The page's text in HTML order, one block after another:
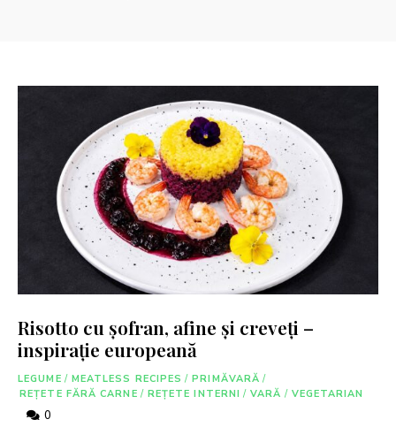
Risotto cu șofran, afine și creveți –
inspirație europeană
LEGUME / MEATLESS RECIPES / PRIMĂVARĂ /
REȚETE FĂRĂ CARNE / REȚETE INTERNI / VARĂ / VEGETARIAN
0